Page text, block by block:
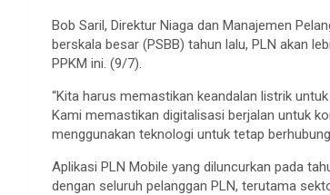
Bob Saril, Direktur Niaga dan Manajemen
berskala besar (PSBB) tahun lalu, PLN akan
PPKM ini. (9/7).
“Kita harus memastikan keandalan listrik
Kami memastikan digitalisasi berjalan untuk
menggunakan teknologi untuk tetap
Aplikasi PLN Mobile yang diluncurkan pada
dengan seluruh pelanggan PLN, terutama